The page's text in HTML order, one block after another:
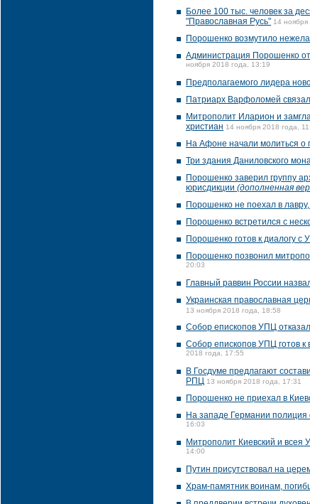
Более 100 тыс. человек за
"Православная Русь" 14
Порошенко возмутило
Администрация Порошенко
ноября 2018 года, 13:19
Предполагаемого лидера
Патриарх Варфоломей
Митрополит Иларион и
христиан 14 ноября 2018 года,
На Афоне начали молиться о
Три здания Даниловского
Порошенко заверил группу
юрисдикции (дополненная
Порошенко не поехал в
Порошенко встретился с
Порошенко готов к диалогу
Порошенко позвонил
20:03
Главный раввин России
Украинская православная
13 ноября 2018 года, 18:58
Собор епископов УПЦ
Собор епископов УПЦ готов к
2018 года, 17:55
В Госдуме предлагают
РПЦ 13 ноября 2018 года, 17:31
Порошенко не приехал в
На западе Германии
16:03
Митрополит Киевский и всея
14:00
Путин присутствовал на
Храм-памятник воинам,